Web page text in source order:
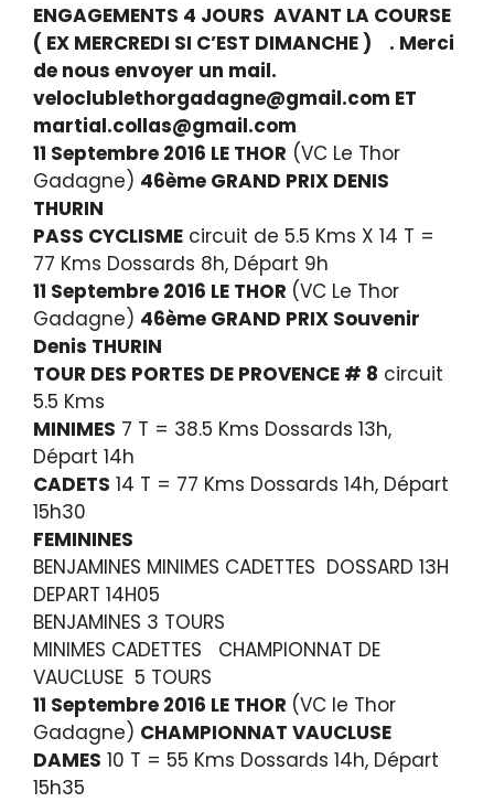
ENGAGEMENTS 4 JOURS AVANT LA COURSE
( EX MERCREDI SI C’EST DIMANCHE ) . Merci
de nous envoyer un mail.
veloclublethorgadagne@gmail.com ET
martial.collas@gmail.com
11 Septembre 2016 LE THOR (VC Le Thor
Gadagne) 46ème GRAND PRIX DENIS
THURIN
PASS CYCLISME circuit de 5.5 Kms X 14 T =
77 Kms Dossards 8h, Départ 9h
11 Septembre 2016 LE THOR (VC Le Thor
Gadagne) 46ème GRAND PRIX Souvenir
Denis THURIN
TOUR DES PORTES DE PROVENCE # 8 circuit
5.5 Kms
MINIMES 7 T = 38.5 Kms Dossards 13h,
Départ 14h
CADETS 14 T = 77 Kms Dossards 14h, Départ
15h30
FEMININES
BENJAMINES MINIMES CADETTES DOSSARD 13H
DEPART 14H05
BENJAMINES 3 TOURS
MINIMES CADETTES CHAMPIONNAT DE
VAUCLUSE 5 TOURS
11 Septembre 2016 LE THOR (VC le Thor
Gadagne) CHAMPIONNAT VAUCLUSE
DAMES 10 T = 55 Kms Dossards 14h, Départ
15h35